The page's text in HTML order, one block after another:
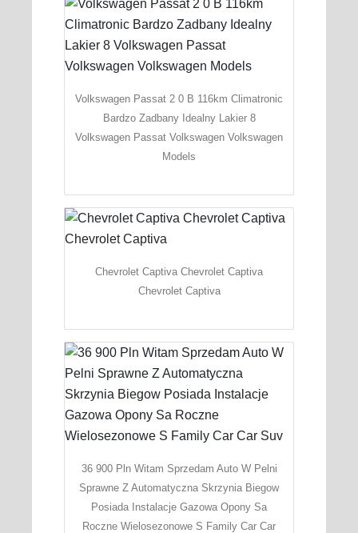
Volkswagen Passat 2 0 B 116km Climatronic
Bardzo Zadbany Idealny Lakier 8
Volkswagen Passat Volkswagen Volkswagen
Models
Chevrolet Captiva Chevrolet Captiva
Chevrolet Captiva
36 900 Pln Witam Sprzedam Auto W Pelni
Sprawne Z Automatyczna Skrzynia Biegow
Posiada Instalacje Gazowa Opony Sa
Roczne Wielosezonowe S Family Car Car